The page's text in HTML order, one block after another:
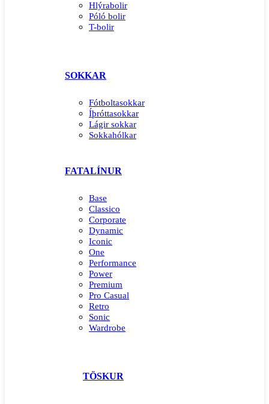
Hlýrabolir
Póló bolir
T-bolir
SOKKAR
Fótboltasokkar
Íþróttasokkar
Lágir sokkar
Sokkahólkar
FATALÍNUR
Base
Classico
Corporate
Dynamic
Iconic
One
Performance
Power
Premium
Pro Casual
Retro
Sonic
Wardrobe
TÖSKUR